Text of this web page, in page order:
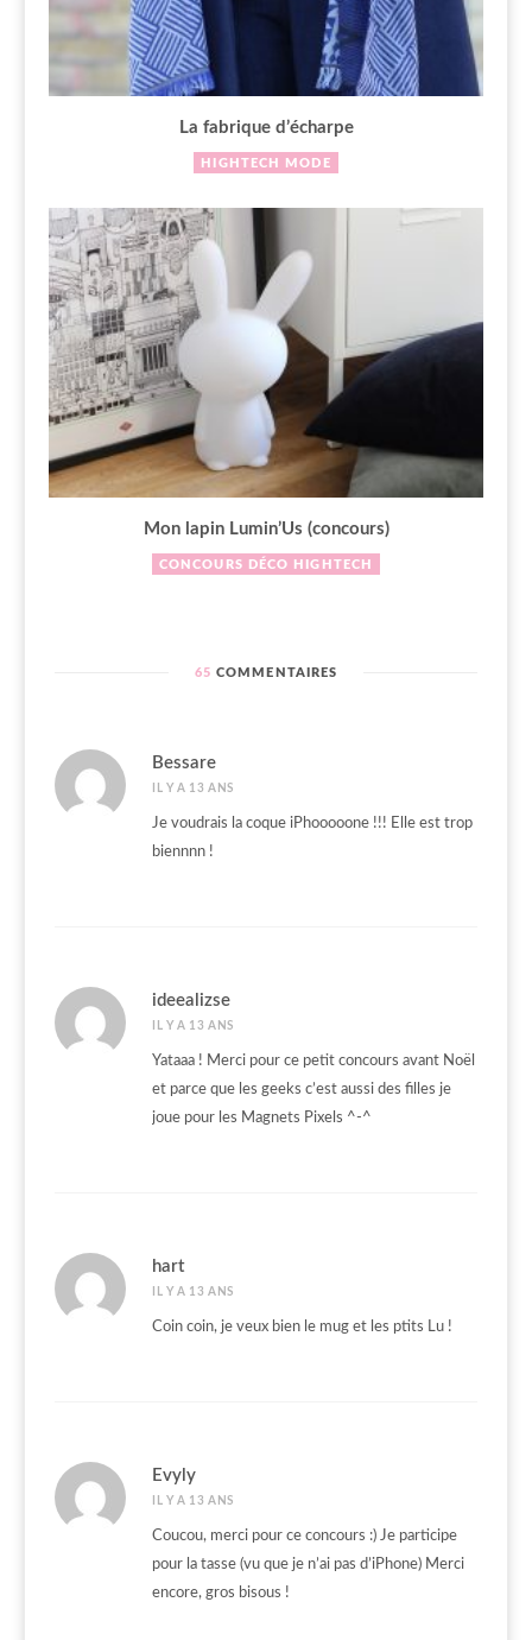
La fabrique d’écharpe
HIGHTECH MODE
Mon lapin Lumin’Us (concours)
CONCOURS DÉCO HIGHTECH
65 COMMENTAIRES
Bessare
IL Y A 13 ANS
Je voudrais la coque iPhooooone !!! Elle est trop
biennnn !
ideealizse
IL Y A 13 ANS
Yataaa ! Merci pour ce petit concours avant Noël
et parce que les geeks c’est aussi des filles je
joue pour les Magnets Pixels ^-^
hart
IL Y A 13 ANS
Coin coin, je veux bien le mug et les ptits Lu !
Evyly
IL Y A 13 ANS
Coucou, merci pour ce concours :) Je participe
pour la tasse (vu que je n’ai pas d’iPhone) Merci
encore, gros bisous !